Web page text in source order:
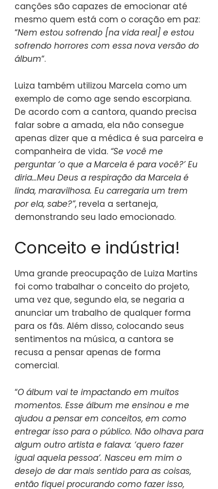
canções são capazes de emocionar até
mesmo quem está com o coração em paz:
“Nem estou sofrendo [na vida real] e estou
sofrendo horrores com essa nova versão do
álbum“.
Luiza também utilizou Marcela como um
exemplo de como age sendo escorpiana.
De acordo com a cantora, quando precisa
falar sobre a amada, ela não consegue
apenas dizer que a médica é sua parceira e
companheira de vida. “Se você me
perguntar ‘o que a Marcela é para você?’ Eu
diria…Meu Deus a respiração da Marcela é
linda, maravilhosa. Eu carregaria um trem
por ela, sabe?”, revela a sertaneja,
demonstrando seu lado emocionado.
Conceito e indústria!
Uma grande preocupação de Luiza Martins
foi como trabalhar o conceito do projeto,
uma vez que, segundo ela, se negaria a
anunciar um trabalho de qualquer forma
para os fãs. Além disso, colocando seus
sentimentos na música, a cantora se
recusa a pensar apenas de forma
comercial.
“O álbum vai te impactando em muitos
momentos. Esse álbum me ensinou e me
ajudou a pensar em conceitos, em como
entregar isso para o público. Não olhava para
algum outro artista e falava: ‘quero fazer
igual aquela pessoa’. Nasceu em mim o
desejo de dar mais sentido para as coisas,
então fiquei procurando como fazer isso,